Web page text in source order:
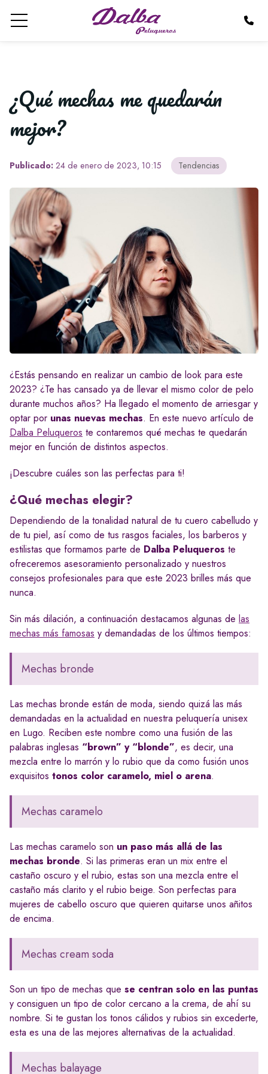
¿Qué mechas me quedarán
mejor?
Publicado: 24 de enero de 2023, 10:15 Tendencias
¿Estás pensando en realizar un cambio de look para este
2023? ¿Te has cansado ya de llevar el mismo color de pelo
durante muchos años? Ha llegado el momento de arriesgar y
optar por unas nuevas mechas. En este nuevo artículo de
Dalba Peluqueros te contaremos qué mechas te quedarán
mejor en función de distintos aspectos.
¡Descubre cuáles son las perfectas para ti!
¿Qué mechas elegir?
Dependiendo de la tonalidad natural de tu cuero cabelludo y
de tu piel, así como de tus rasgos faciales, los barberos y
estilistas que formamos parte de Dalba Peluqueros te
ofreceremos asesoramiento personalizado y nuestros
consejos profesionales para que este 2023 brilles más que
nunca.
Sin más dilación, a continuación destacamos algunas de las
mechas más famosas y demandadas de los últimos tiempos:
Mechas bronde
Las mechas bronde están de moda, siendo quizá las más
demandadas en la actualidad en nuestra peluquería unisex
en Lugo. Reciben este nombre como una fusión de las
palabras inglesas “brown” y “blonde”, es decir, una
mezcla entre lo marrón y lo rubio que da como fusión unos
exquisitos tonos color caramelo, miel o arena.
Mechas caramelo
Las mechas caramelo son un paso más allá de las
mechas bronde. Si las primeras eran un mix entre el
castaño oscuro y el rubio, estas son una mezcla entre el
castaño más clarito y el rubio beige. Son perfectas para
mujeres de cabello oscuro que quieren quitarse unos añitos
de encima.
Mechas cream soda
Son un tipo de mechas que se centran solo en las puntas
y consiguen un tipo de color cercano a la crema, de ahí su
nombre. Si te gustan los tonos cálidos y rubios sin excederte,
esta es una de las mejores alternativas de la actualidad.
Mechas balayage